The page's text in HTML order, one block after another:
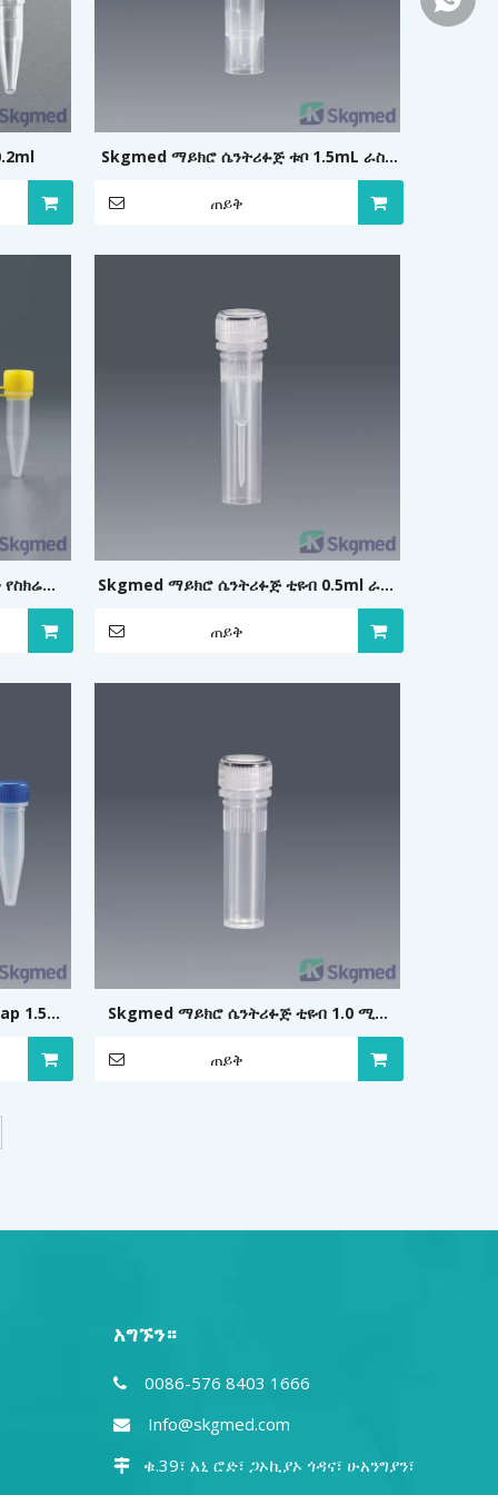
Skgmed ማይክሮ ሴንትሪፉጅ ቱቦ 1.5mL ራስን
ጠይቅ
Skgmed ማይክሮ ሴንትሪፉጅ ቲዩብ 0.5ml ራስን
ጠይቅ
1.5ml
Skgmed ማይክሮ ሴንትሪፉጅ ቲዩብ 1.0 ሚሊ
ጠይቅ
አግኙን።
 0086-576 8403 1666
 Info@skgmed.com
 ቁ.39፣ አኒ ሮድ፣ ጋኦኪያኦ ጎዳና፣ ሁአንግያን፣ ​​